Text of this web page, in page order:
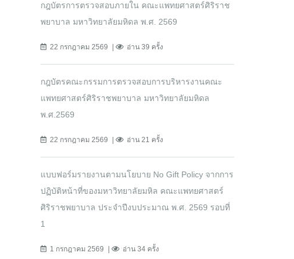
กฎบัตรการตรวจสอบภายใน คณะแพทยศาสตร์ศิริราช
พยาบาล มหาวิทยาลัยมหิดล พ.ศ. 2569
22 กรกฎาคม 2569 อ่าน 39 ครั้ง
กฎบัตรคณะกรรมการตรวจสอบการบริหารงานคณะ
แพทยศาสตร์ศิริราชพยาบาล มหาวิทยาลัยมหิดล
พ.ศ.2569
22 กรกฎาคม 2569 อ่าน 21 ครั้ง
แบบฟอร์มรายงานตามนโยบาย No Gift Policy จากการ
ปฏิบัติหน้าที่ของมหาวิทยาลัยมหิล คณะแพทยศาสตร์
ศิริราชพยาบาล ประจำปีงบประมาณ พ.ศ. 2569 รอบที่
1
1 กรกฎาคม 2569 อ่าน 34 ครั้ง